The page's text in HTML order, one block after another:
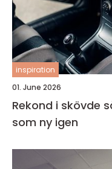
inspiration
01. June 2026
Rekond i skövde så får du bilen att kännas
som ny igen